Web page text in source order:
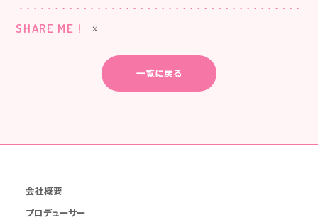
SHARE ME !
一覧に戻る
会社概要
プロデューサー